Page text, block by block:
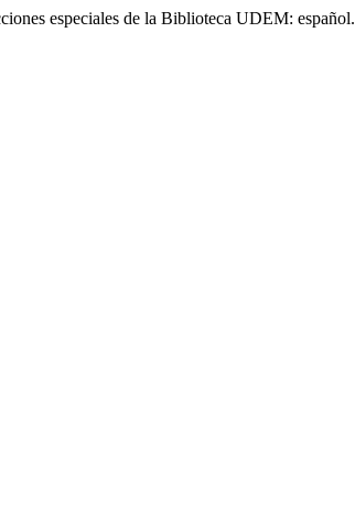
especiales de la Biblioteca UDEM: español.